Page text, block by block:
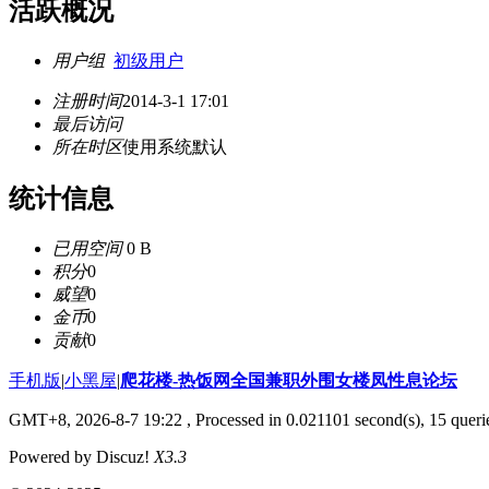
活跃概况
用户组 初级用户
注册时间2014-3-1 17:01
最后访问
所在时区使用系统默认
统计信息
已用空间0 B
积分0
威望0
金币0
贡献0
手机版|小黑屋|爬花楼-热饭网全国兼职外围女楼凤性息论坛
GMT+8, 2026-8-7 19:22 , Processed in 0.021101 second(s), 15
Powered by Discuz! X3.3